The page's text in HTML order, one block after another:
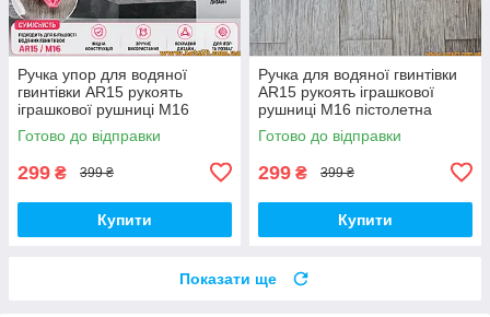
Ручка упор для водяної
гвинтівки AR15 рукоять
іграшкової рушниці М16
пістолетна ручка для гель
балстера скін cs
Готово до відправки
299 ₴ 399 ₴
Купити
Ручка для водяної гвинтівки
AR15 рукоять іграшкової
рушниці М16 пістолетна
ручка для гель балстера скін
cs
Готово до відправки
299 ₴ 399 ₴
Купити
Показати ще